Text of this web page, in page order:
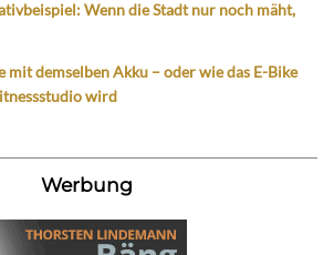
Wenn die Stadt nur noch mäht,
mit demselben Akku – oder wie das E-Bike
wird
Werbung